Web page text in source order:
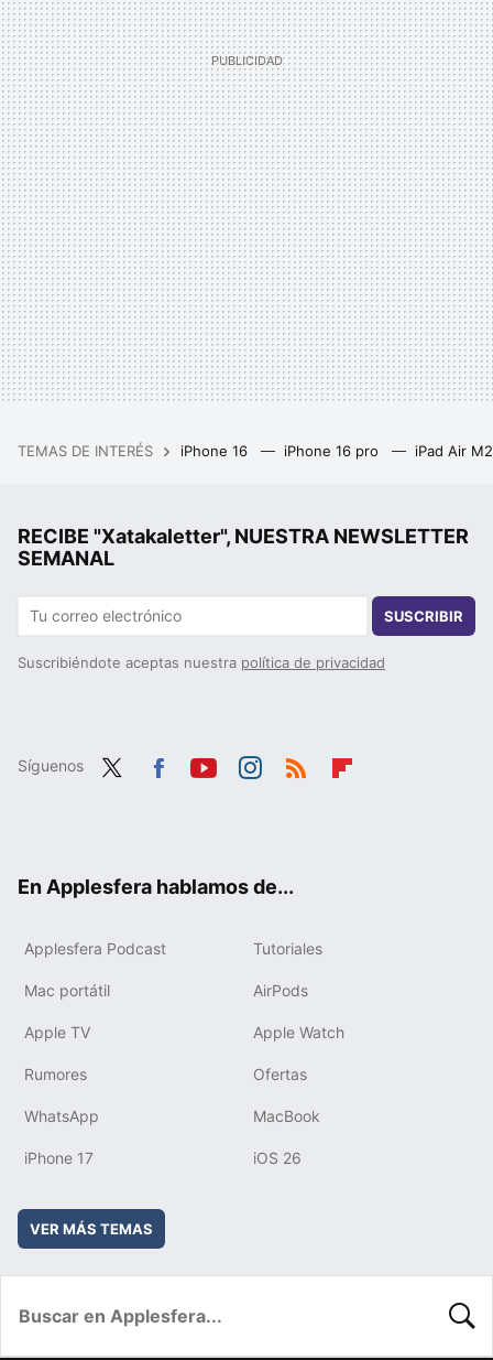
TEMAS DE INTERÉS iPhone 16 iPhone 16 pro iPad Air
RECIBE "Xatakaletter", NUESTRA NEWSLETTER
SEMANAL
SUSCRIBIR
Suscribiéndote aceptas nuestra política de privacidad
Síguenos
En Applesfera hablamos de...
Applesfera Podcast Tutoriales
Mac portátil AirPods
Apple TV Apple Watch
Rumores Ofertas
WhatsApp MacBook
iPhone 17 iOS 26
VER MÁS TEMAS